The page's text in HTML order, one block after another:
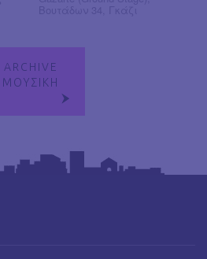
ARCHIVE
ΜΟΥΣΙΚΗ